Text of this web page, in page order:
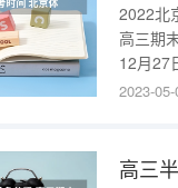
2022北
高三期
12月27
2023年
2023-
高三